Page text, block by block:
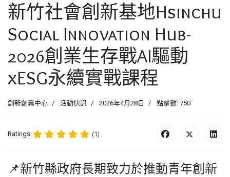
新竹社會創新基地Hsinchu
Social Innovation Hub-
2026創業生存戰AI驅動
xESG永續實戰課程
創新創業中心 活動快訊 2026年4月28日 點擊數: 750
Ratings (1)
📌新竹縣政府長期致力於推動青年創新